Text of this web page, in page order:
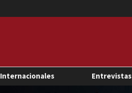
Internacionales Entrevistas